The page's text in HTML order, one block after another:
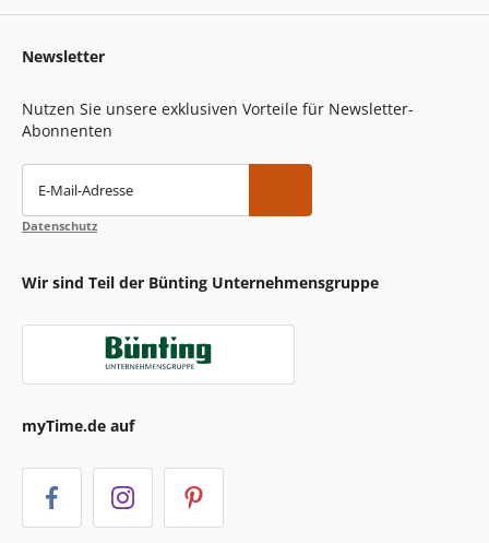
Newsletter
Nutzen Sie unsere exklusiven Vorteile für Newsletter-
Abonnenten
E-Mail-Adresse
Datenschutz
Wir sind Teil der Bünting Unternehmensgruppe
myTime.de auf